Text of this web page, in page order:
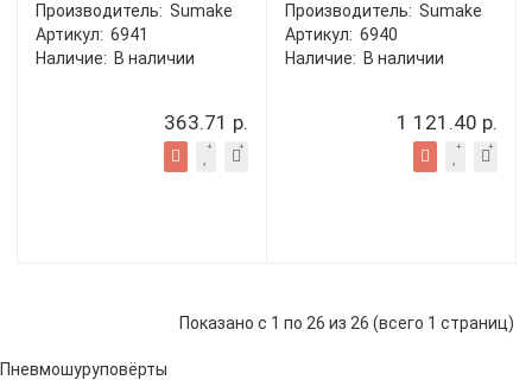
Производитель: Sumake
Артикул: 6941
Наличие: В наличии
363.71 р.
Производитель: Sumake
Артикул: 6940
Наличие: В наличии
1 121.40 р.
Показано с 1 по 26 из 26 (всего 1 страниц)
Пневмошуруповёрты